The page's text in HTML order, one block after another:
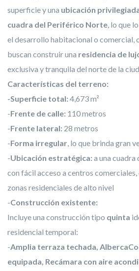
superficie y una ubicación
cuadra del Periférico Norte, lo que
el desarrollo habitacional o comercial,
buscan construir una residencia de
exclusiva y tranquila del norte de la
Características del terreno:
-Superficie total:4,673 m²
-Frente de calle: 110 metros
-Frente lateral: 28 metros
-Forma irregular, lo que brinda gran
-Ubicación estratégica:a una
con fácil acceso a centros comerciales,
zonas residenciales de alto nivel
-Construcción existente:
Incluye una construcción tipo quinta
residencial temporal:
-Amplia terraza techada, Alberca
equipada, Recámara con aire